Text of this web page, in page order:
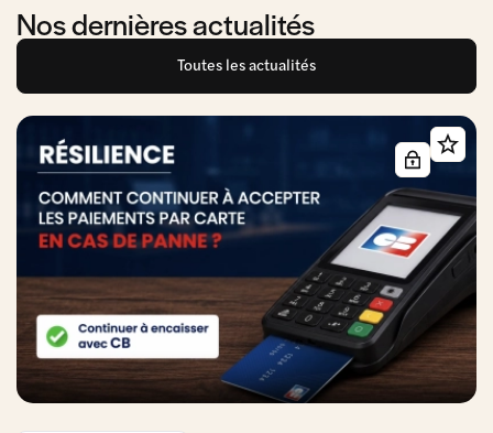
Nos dernières actualités
Toutes les actualités